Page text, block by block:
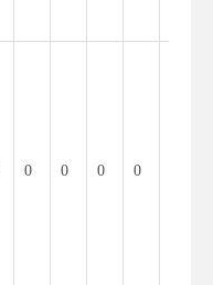
0 0 0 0